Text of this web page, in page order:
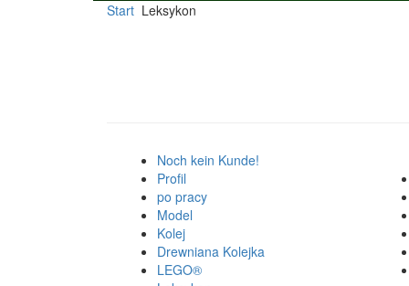
Start Leksykon
Noch kein Kunde!
Profil
po pracy
Model
Kolej
Drewniana Kolejka
LEGO®